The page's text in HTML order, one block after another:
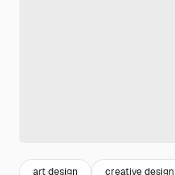
art design creative design